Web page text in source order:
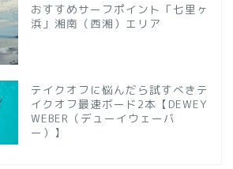
おすすめサーフポイント「七里ヶ
浜」湘南（西湘）エリア
テイクオフに悩んだら試すべきテ
イクオフ最速ボード2本【DEWEY
WEBER（デューイウェーバ
ー）】